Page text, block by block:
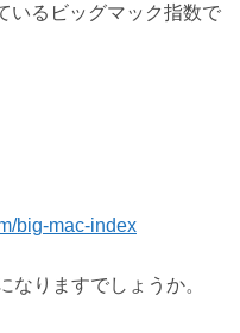
いるビッグマック指数で
big-mac-index
なりますでしょうか。